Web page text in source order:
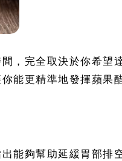
，完全取決於你希望
能更精準地發揮蘋果醋
能夠幫助延緩胃部排